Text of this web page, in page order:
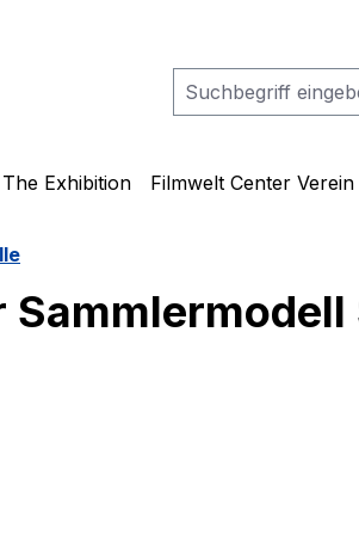
The Exhibition Filmwelt Center